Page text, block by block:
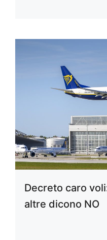
Decreto caro
altre dicono NO